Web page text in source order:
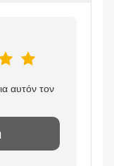
αυτόν τον